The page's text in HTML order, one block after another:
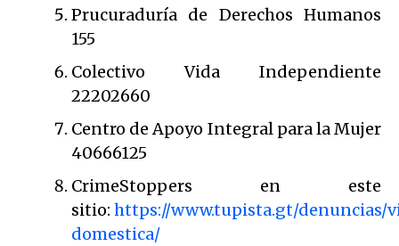
Prucuraduría de Derechos Humanos
155
Colectivo Vida Independiente
22202660
Centro de Apoyo Integral para la Mujer
40666125
CrimeStoppers en este
sitio: https://www.tupista.gt/denuncias/
domestica/